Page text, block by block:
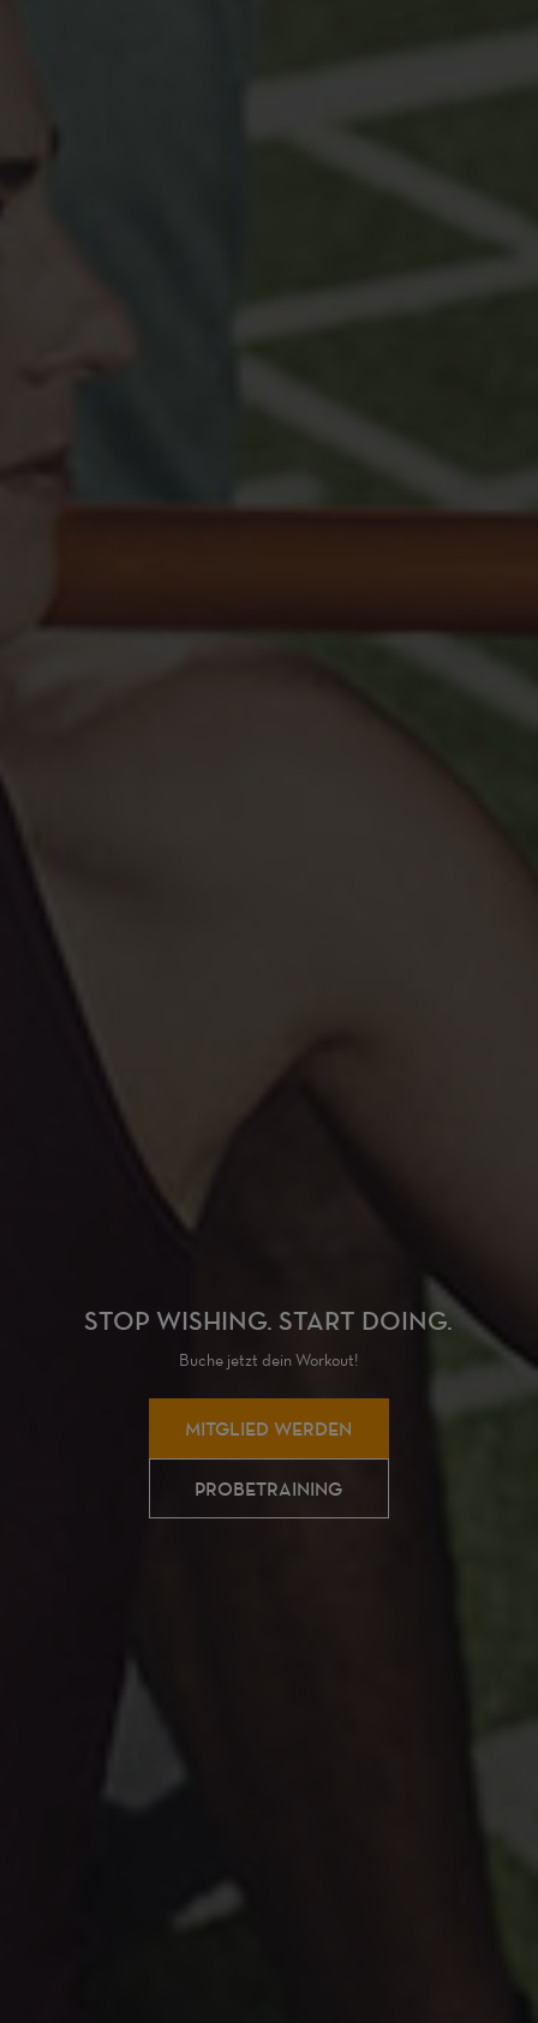
STOP WISHING. START DOING.
Buche jetzt dein Workout!
MITGLIED WERDEN
PROBETRAINING